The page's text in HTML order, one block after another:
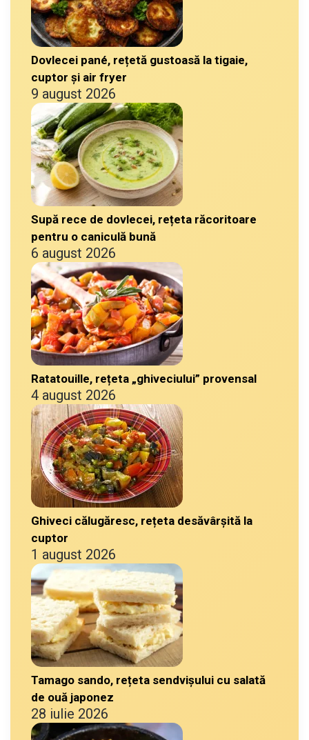
Dovlecei pané, rețetă gustoasă la tigaie,
cuptor și air fryer
9 august 2026
Supă rece de dovlecei, rețeta răcoritoare
pentru o caniculă bună
6 august 2026
Ratatouille, rețeta „ghiveciului” provensal
4 august 2026
Ghiveci călugăresc, rețeta desăvârșită la
cuptor
1 august 2026
Tamago sando, rețeta sendvișului cu salată
de ouă japonez
28 iulie 2026